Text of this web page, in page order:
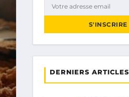
S'INSCRIRE
DERNIERS ARTICLES